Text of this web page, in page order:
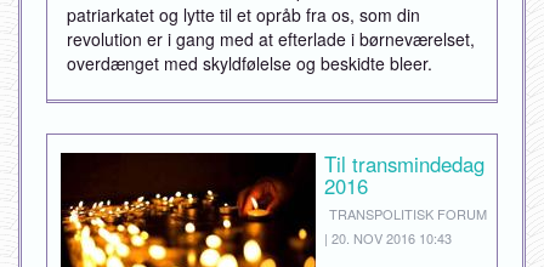
patriarkatet og lytte til et opråb fra os, som din
revolution er i gang med at efterlade i børneværelset,
overdænget med skyldfølelse og beskidte bleer.
Til transmindedag
2016
TRANSPOLITISK FORUM
| 20. NOV 2016 10:43